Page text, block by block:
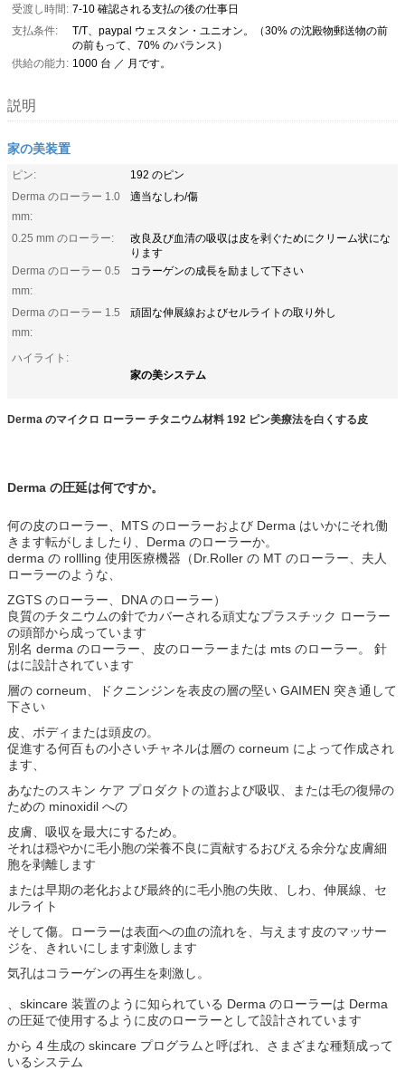
受渡し時間: 7-10 確認される支払の後の仕事日
支払条件:
T/T、paypal ウェスタン・ユニオン。（30% の沈殿物郵送物の前
の前もって、70% のバランス）
供給の能力: 1000 台 ／ 月です。
説明
家の美装置
ピン:
192 のピン
Derma のローラー 1.0
mm:
適当なしわ/傷
0.25 mm のローラー:
改良及び血清の吸収は皮を剥ぐためにクリーム状にな
ります
Derma のローラー 0.5
mm:
コラーゲンの成長を励まして下さい
Derma のローラー 1.5
mm:
頑固な伸展線およびセルライトの取り外し
ハイライト:
家の美システム
Derma のマイクロ ローラー チタニウム材料 192 ピン美療法を白くする皮
Derma の圧延は何ですか。
何の皮のローラー、MTS のローラーおよび Derma はいかにそれ働
きます転がしましたり、Derma のローラーか。
derma の rollling 使用医療機器（Dr.Roller の MT のローラー、夫人
ローラーのような、
ZGTS のローラー、DNA のローラー）
良質のチタニウムの針でカバーされる頑丈なプラスチック ローラー
の頭部から成っています
別名 derma のローラー、皮のローラーまたは mts のローラー。 針
はに設計されています
層の corneum、ドクニンジンを表皮の層の堅い GAIMEN 突き通して
下さい
皮、ボディまたは頭皮の。
促進する何百もの小さいチャネルは層の corneum によって作成され
ます、
あなたのスキン ケア プロダクトの道および吸収、または毛の復帰の
ための minoxidil への
皮膚、吸収を最大にするため。
それは穏やかに毛小胞の栄養不良に貢献するおびえる余分な皮膚細
胞を剥離します
または早期の老化および最終的に毛小胞の失敗、しわ、伸展線、セ
ルライト
そして傷。ローラーは表面への血の流れを、与えます皮のマッサー
ジを、きれいにします刺激します
気孔はコラーゲンの再生を刺激し。
、skincare 装置のように知られている Derma のローラーは Derma
の圧延で使用するように皮のローラーとして設計されています
から 4 生成の skincare プログラムと呼ばれ、さまざまな種類成って
いるシステム